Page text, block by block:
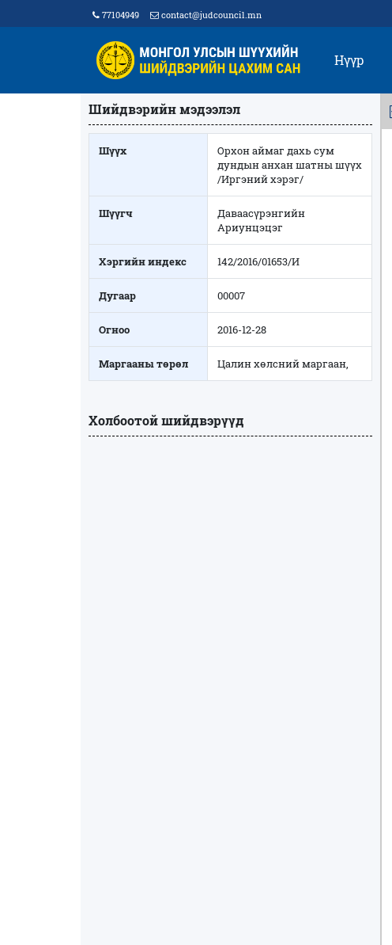
77104949 contact@judcouncil.mn
Нүүр
Шийдвэрийн мэдээлэл
Шүүх
Орхон аймаг дахь сум
дундын анхан шатны шүүх
/Иргэний хэрэг/
Шүүгч
Даваасүрэнгийн
Ариунцэцэг
Хэргийн индекс 142/2016/01653/И
Дугаар 00007
Огноо 2016-12-28
Маргааны төрөл Цалин хөлсний маргаан,
Холбоотой шийдвэрүүд